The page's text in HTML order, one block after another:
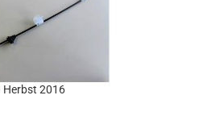
Herbst 2016